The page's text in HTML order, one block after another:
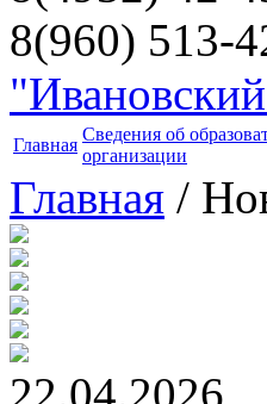
8(960) 513-
Главная
Сведения об
организации
Главная /